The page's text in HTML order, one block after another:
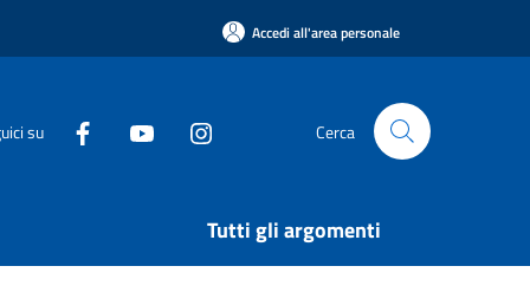
Accedi all'area personale
su Cerca
Tutti gli argomenti